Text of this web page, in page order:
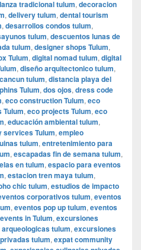
tradicional tulum, decoracion
, delivery tulum, dental tourism
, desarrollos condos tulum,
tulum, descuentos lunas de
tulum, designer shops Tulum,
Tulum, digital nomad tulum, digital
, diseño arquitectonico tulum,
tulum, distancia playa del
Tulum, dos ojos, dress code
, eco construction Tulum, eco
Tulum, eco projects Tulum, eco
, educación ambiental tulum,
services Tulum, empleo
tulum, entretenimiento para
, escapadas fin de semana tulum,
en tulum, espacio para eventos
, estacion tren maya tulum,
chic tulum, estudios de impacto
corporativos tulum, eventos
, eventos pop up tulum, eventos
events in Tulum, excursiones
tulum, excursiones
tulum, expat community